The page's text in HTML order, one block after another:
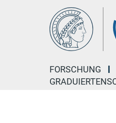
FORSCHUNG